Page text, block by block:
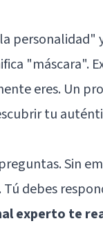
personalidad"
"máscara".
eres. Un
tu
Sin
debes
experto te